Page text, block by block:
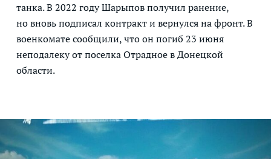
танка. В 2022 году Шарыпов получил ранение,
но вновь подписал контракт и вернулся на фронт. В
военкомате сообщили, что он погиб 23 июня
неподалеку от поселка Отрадное в Донецкой
области.